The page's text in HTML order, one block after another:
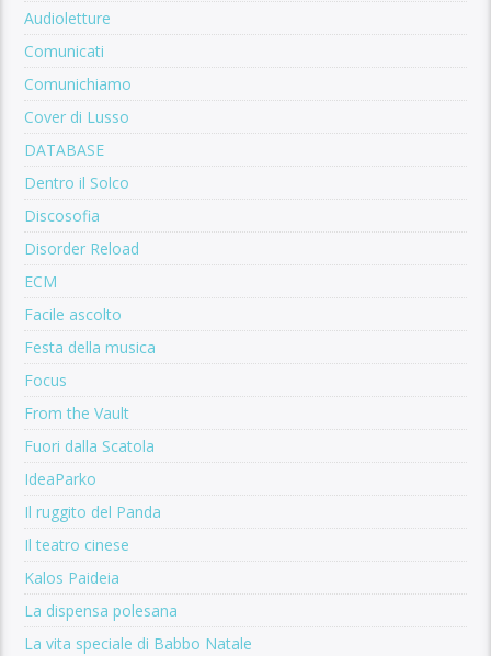
Audioletture
Comunicati
Comunichiamo
Cover di Lusso
DATABASE
Dentro il Solco
Discosofia
Disorder Reload
ECM
Facile ascolto
Festa della musica
Focus
From the Vault
Fuori dalla Scatola
IdeaParko
Il ruggito del Panda
Il teatro cinese
Kalos Paideia
La dispensa polesana
La vita speciale di Babbo Natale